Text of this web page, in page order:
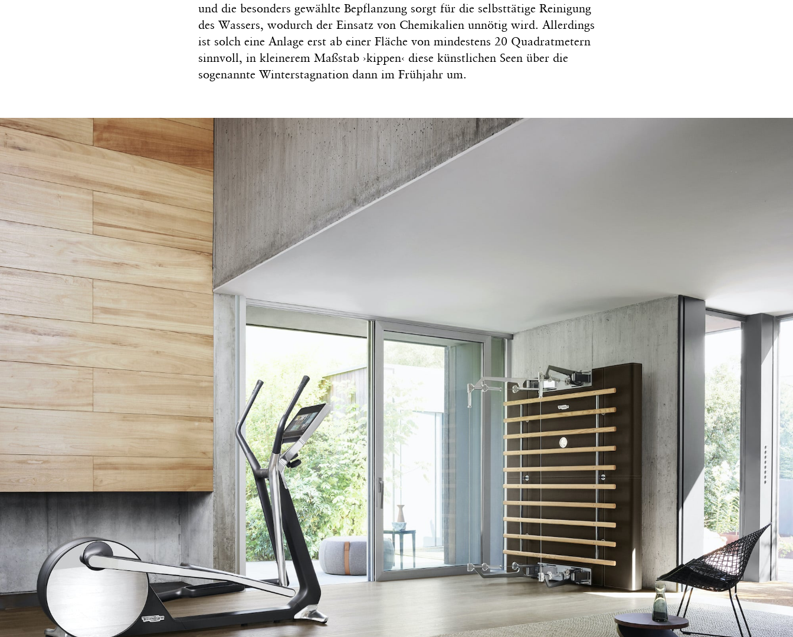
und die besonders gewählte Bepflanzung sorgt für die selbsttätige Reinigung
des Wassers, wodurch der Einsatz von Chemikalien unnötig wird. Allerdings
ist solch eine Anlage erst ab einer Fläche von mindestens 20 Quadratmetern
sinnvoll, in kleinerem Maßstab ›kippen‹ diese künstlichen Seen über die
sogenannte Winterstagnation dann im Frühjahr um.